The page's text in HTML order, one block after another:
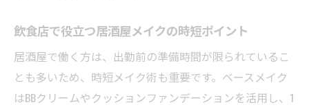
食事中も色持ち抜群な韓国ティントのメリ
ット
飲食店で役立つ居酒屋メイクの時短ポイント
居酒屋で働く方は、出勤前の準備時間が限られているこ
とも多いため、時短メイク術も重要です。ベースメイク
はBBクリームやクッションファンデーションを活用し、1